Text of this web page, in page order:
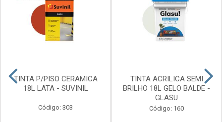
TINTA P/PISO CERAMICA
18L LATA - SUVINIL
Código: 303
TINTA ACRILICA SEMI
BRILHO 18L GELO BALDE -
GLASU
Código: 160